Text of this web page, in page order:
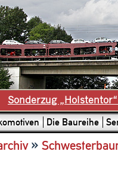
Sonderzug
Die Baureihe
»